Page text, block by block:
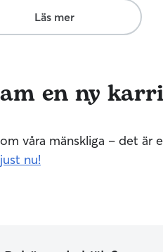
Läs mer
en ny
våra mänskliga – det är
nu!